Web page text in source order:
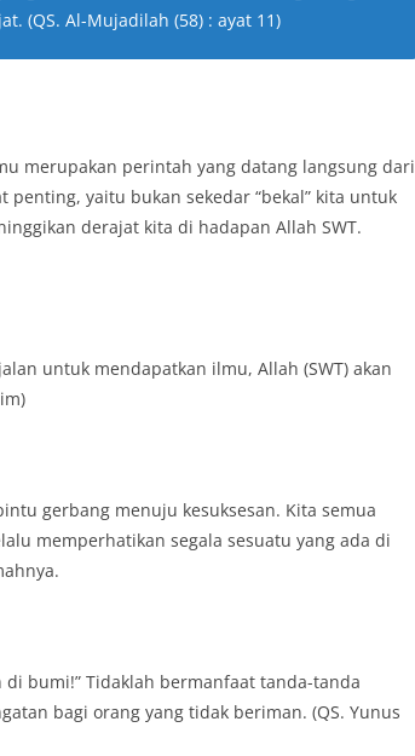
(QS. Al-Mujadilah (58) : ayat 11)
merupakan perintah yang datang langsung dari
yaitu bukan sekedar “bekal” kita untuk
derajat kita di hadapan Allah SWT.
untuk mendapatkan ilmu, Allah (SWT) akan
gerbang menuju kesuksesan. Kita semua
memperhatikan segala sesuatu yang ada di
bumi!” Tidaklah bermanfaat tanda-tanda
bagi orang yang tidak beriman. (QS. Yunus